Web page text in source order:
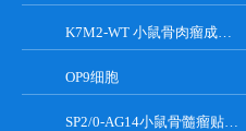
K7M2-WT 小鼠骨肉瘤成骨细胞系
OP9细胞
SP2/0-AG14小鼠骨髓瘤贴壁细胞系